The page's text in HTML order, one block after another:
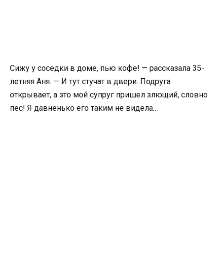
Сижу у соседки в доме, пью кофе! — рассказала 35-
летняя Аня. — И тут стучат в двери. Подруга
открывает, а это мой супруг пришел злющий, словно
пес! Я давненько его таким не видела…